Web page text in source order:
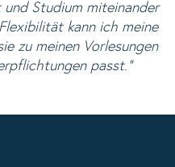
Studium miteinander
kann ich meine
zu meinen Vorlesungen
passt."